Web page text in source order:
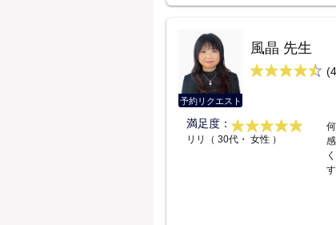
予約リクエスト
風晶 先生
満足度：
リリ（ 30代・ 女性 ）
す